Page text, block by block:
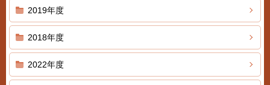
2019年度
2018年度
2022年度